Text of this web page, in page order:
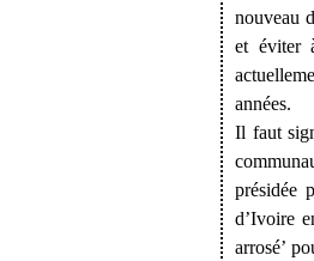
nouveau
et éviter
années.
Il faut
présidée
d’Ivoire
arrosé’